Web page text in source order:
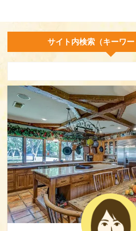
サイト内検索（キーワー